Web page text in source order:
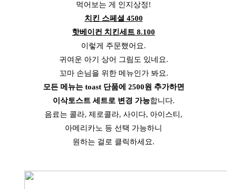
먹어보는 게 인지상정!
치킨 스페셜 4500
핫베이컨 치킨세트 8.100
이렇게 주문했어요.
귀여운 아기 상어 그림도 있네요.
꼬마 손님을 위한 메뉴인가 봐요.
모든 메뉴는 toast 단품에 2500원 추가하면
이삭토스트 세트로 변경 가능합니다.
음료는 콜라, 제로콜라, 사이다, 아이스티,
아메리카노 등 선택 가능하니
원하는 걸로 클릭하세요.